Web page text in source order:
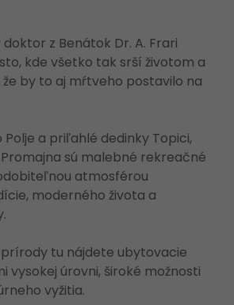
z Benátok Dr. A. Frari
kde všetko tak srší životom a
by to aj mŕtveho postavilo na
Polje a priľahlé dedinky Topici,
sú malebné rekreačné
atmosférou
moderného života a
tu nájdete ubytovacie
vysokej úrovni, široké možnosti
vyžitia.